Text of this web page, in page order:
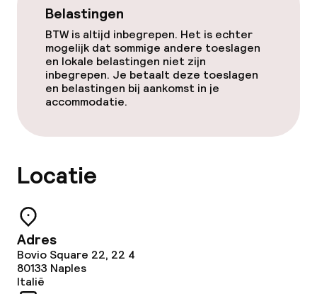
Belastingen
BTW is altijd inbegrepen. Het is echter
mogelijk dat sommige andere toeslagen
en lokale belastingen niet zijn
inbegrepen. Je betaalt deze toeslagen
en belastingen bij aankomst in je
accommodatie.
Locatie
Adres
Bovio Square 22, 22 4
80133 Naples
Italië